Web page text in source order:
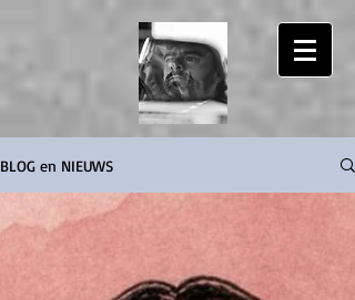
Patrick Bassant
BLOG en NIEUWS